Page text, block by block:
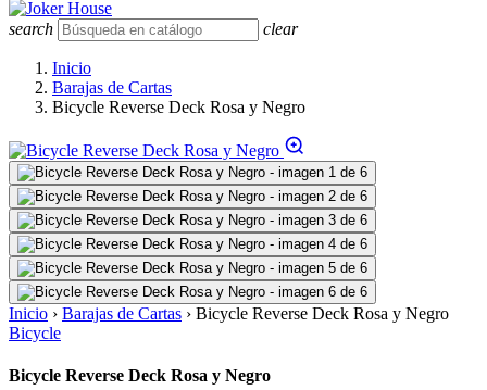
search clear
Inicio
Barajas de Cartas
Bicycle Reverse Deck Rosa y Negro
Inicio › Barajas de Cartas › Bicycle Reverse Deck Rosa y Negro
Bicycle
Bicycle Reverse Deck Rosa y Negro